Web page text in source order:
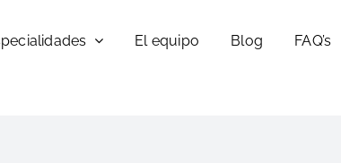
El equipo Blog FAQ’s